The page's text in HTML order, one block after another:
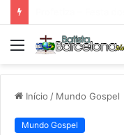
Menu
Início / Mundo Gospel
Mundo Gospel